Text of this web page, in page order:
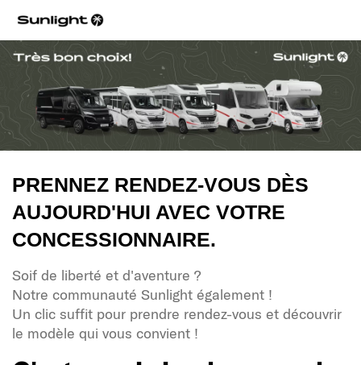
PRENNEZ RENDEZ-VOUS DÈS
AUJOURD'HUI AVEC VOTRE
CONCESSIONNAIRE.
Soif de liberté et d'aventure ?
Notre communauté Sunlight également !
Un clic suffit pour prendre rendez-vous et découvrir
le modèle qui vous convient !